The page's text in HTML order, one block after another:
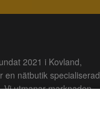
2021 i Kovland,
en nätbutik specialiserad
Vi utmanar marknaden